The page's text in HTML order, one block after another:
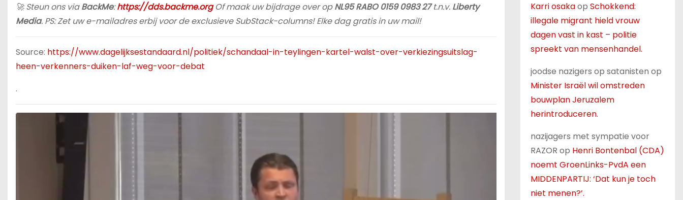
🚀 Steun ons viaBackMe:https://dds.backme.orgOf maak uw bijdrage over opNL95 RABO 0159 0983 27t.n.v. Liberty
Media. PS: Zet uw e-mailadres erbij voor de exclusieve SubStack-columns! Elke dag gratis in uw mail!
Source: https://www.dagelijksestandaard.nl/politiek/schandaal-in-teylingen-kartel-walst-over-verkiezingsuitslag-
heen-verkenners-duiken-laf-weg-voor-debat
.
Karri osakaop Schokkend:
illegale migrant hield vrouw
dagen vast in kast – politie
spreekt van mensenhandel.
joodse nazigers op satanisten op
Minister Israël wil omstreden
bouwplan Jeruzalem
herintroduceren.
nazijagers met sympatie voor
RAZOR op Henri Bontenbal (CDA)
noemt GroenLinks-PvdA een
MIDDENPARTIJ: ‘Dat kun je toch
niet menen?’.